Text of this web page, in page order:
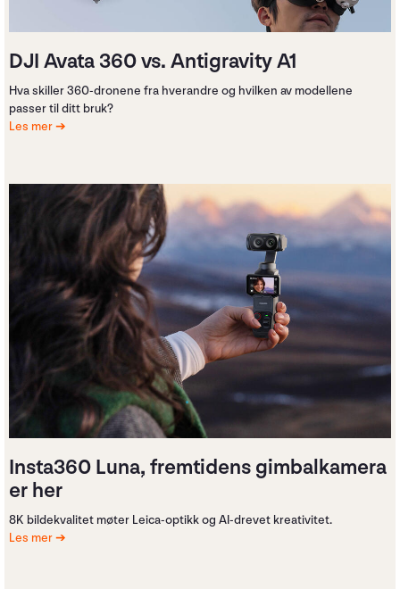
DJI Avata 360 vs. Antigravity A1
Hva skiller 360-dronene fra hverandre og hvilken av modellene
passer til ditt bruk?
Les mer
Insta360 Luna, fremtidens gimbalkamera
er her
8K bildekvalitet møter Leica-optikk og AI-drevet kreativitet.
Les mer